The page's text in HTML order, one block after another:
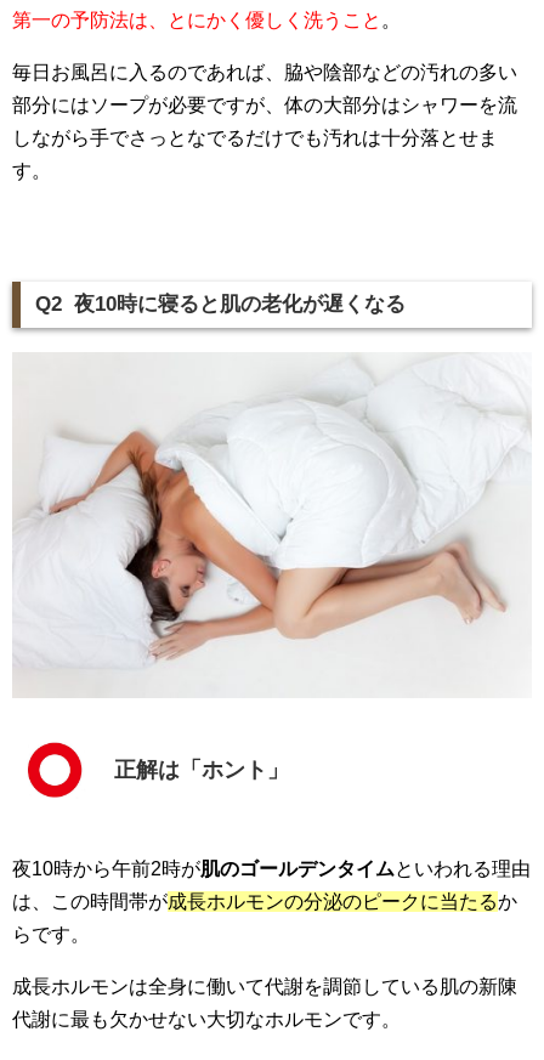
第一の予防法は、とにかく優しく洗うこと 。
毎日お風呂に入るのであれば、脇や陰部などの汚れの多い
部分にはソープが必要ですが、体の大部分はシャワーを流
しながら手でさっとなでるだけでも汚れは十分落とせま
す。
Q2 夜10時に寝ると肌の老化が遅くなる
正解は「ホント」
夜10時から午前2時が肌のゴールデンタイムといわれる理由
は、この時間帯が成長ホルモンの分泌のピークに当たるか
らです。
成長ホルモンは全身に働いて代謝を調節している肌の新陳
代謝に最も欠かせない大切なホルモンです。